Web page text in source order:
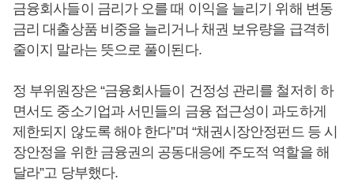
금융회사들이 금리가 오를 때 이익을 늘리기 위해 변동
금리 대출상품 비중을 늘리거나 채권 보유량을 급격히
줄이지 말라는 뜻으로 풀이된다.
정 부위원장은 “금융회사들이 건정성 관리를 철저히 하
면서도 중소기업과 서민들의 금융 접근성이 과도하게
제한되지 않도록 해야 한다”며 “채권시장안정펀드 등 시
장안정을 위한 금융권의 공동대응에 주도적 역할을 해
달라”고 당부했다.